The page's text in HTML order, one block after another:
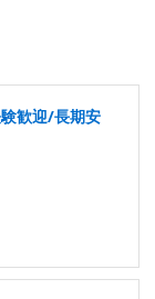
歓迎/長期安